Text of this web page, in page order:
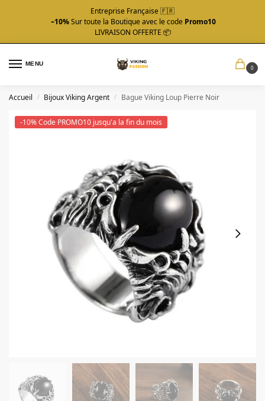
Entreprise Française 🇫🇷
–10%Sur toute la Boutique avec le code Promo10
LIVRAISON OFFERTE 📦
MENU
0
Accueil / Bijoux Viking Argent / Bague Viking Loup Pierre Noir
-10% Code PROMO10 jusqu'a la fin du mois